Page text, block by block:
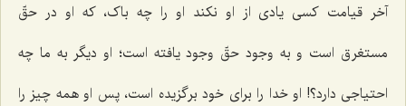
آخر قیامت کسی یادی از او نکند او را چه باک، که او در حقّ
مستغرق است و به وجود حقّ وجود یافته است؛ او دیگر به ما چه
احتیاجی دارد؟! او خدا را برای خود برگزیده است، پس او همه چیز را